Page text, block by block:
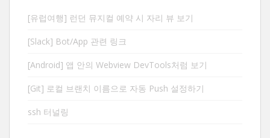
[유럽여행] 런던 뮤지컬 예약 시 자리 뷰 보기
[Slack] Bot/App 관련 링크
[Android] 앱 안의 Webview DevTools처럼 보기
[Git] 로컬 브랜치 이름으로 자동 Push 설정하기
ssh 터널링